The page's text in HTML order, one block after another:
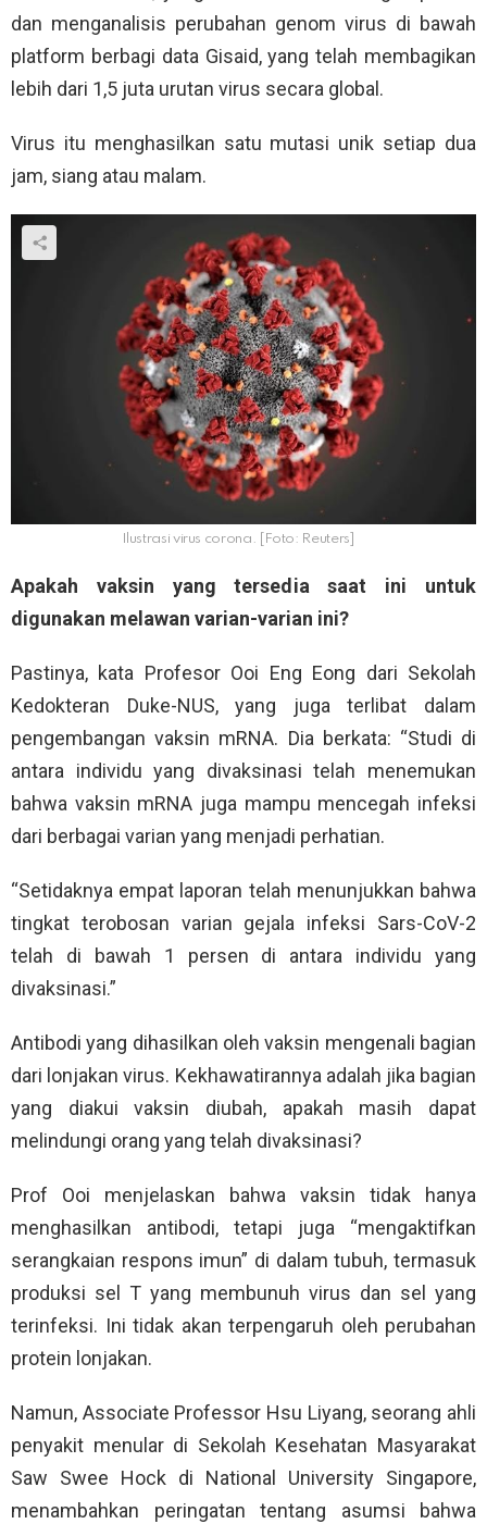
dan menganalisis perubahan genom virus di bawah
platform berbagi data Gisaid, yang telah membagikan
lebih dari 1,5 juta urutan virus secara global.
Virus itu menghasilkan satu mutasi unik setiap dua
jam, siang atau malam.
Ilustrasi virus corona. [Foto: Reuters]
Apakah vaksin yang tersedia saat ini untuk
digunakan melawan varian-varian ini?
Pastinya, kata Profesor Ooi Eng Eong dari Sekolah
Kedokteran Duke-NUS, yang juga terlibat dalam
pengembangan vaksin mRNA. Dia berkata: “Studi di
antara individu yang divaksinasi telah menemukan
bahwa vaksin mRNA juga mampu mencegah infeksi
dari berbagai varian yang menjadi perhatian.
“Setidaknya empat laporan telah menunjukkan bahwa
tingkat terobosan varian gejala infeksi Sars-CoV-2
telah di bawah 1 persen di antara individu yang
divaksinasi.”
Antibodi yang dihasilkan oleh vaksin mengenali bagian
dari lonjakan virus. Kekhawatirannya adalah jika bagian
yang diakui vaksin diubah, apakah masih dapat
melindungi orang yang telah divaksinasi?
Prof Ooi menjelaskan bahwa vaksin tidak hanya
menghasilkan antibodi, tetapi juga “mengaktifkan
serangkaian respons imun” di dalam tubuh, termasuk
produksi sel T yang membunuh virus dan sel yang
terinfeksi. Ini tidak akan terpengaruh oleh perubahan
protein lonjakan.
Namun, Associate Professor Hsu Liyang, seorang ahli
penyakit menular di Sekolah Kesehatan Masyarakat
Saw Swee Hock di National University Singapore,
menambahkan peringatan tentang asumsi bahwa